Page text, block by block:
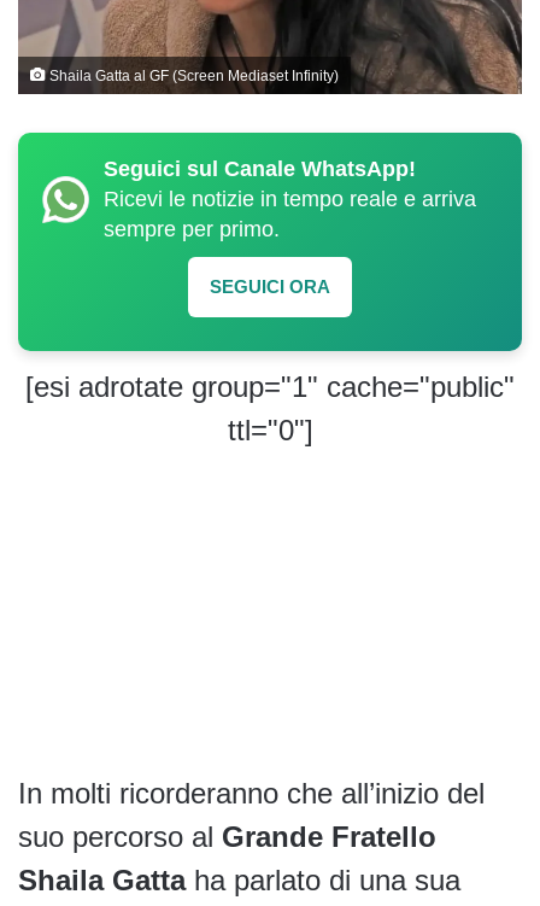
Shaila Gatta al GF (Screen Mediaset Infinity)
Seguici sul Canale WhatsApp!
Ricevi le notizie in tempo reale e arriva
sempre per primo.
SEGUICI ORA
[esi adrotate group="1" cache="public"
ttl="0"]
In molti ricorderanno che all’inizio del
suo percorso al Grande Fratello
Shaila Gatta ha parlato di una sua